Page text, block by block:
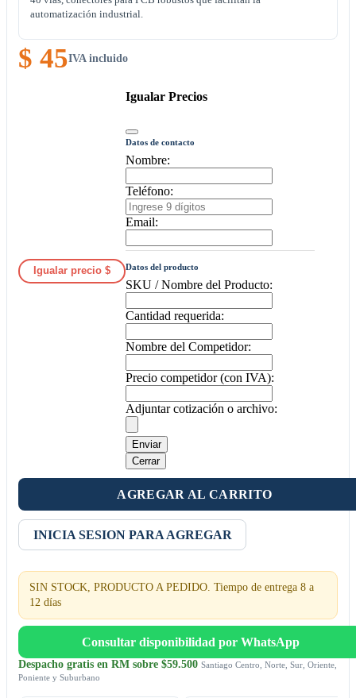
automatización industrial.
$ 45IVA incluido
Igualar precio $
Igualar Precios
Datos de contacto
Nombre:
Teléfono:
Email:
Datos del producto
SKU / Nombre del Producto:
Cantidad requerida:
Nombre del Competidor:
Precio competidor (con IVA):
Adjuntar cotización o archivo:
Enviar
Cerrar
AGREGAR AL CARRITO
INICIA SESION PARA AGREGAR
SIN STOCK, PRODUCTO A PEDIDO. Tiempo de entrega 8 a
12 días
Consultar disponibilidad por WhatsApp
Despacho gratis en RM sobre $59.500 Santiago Centro, Norte, Sur, Oriente,
Poniente y Suburbano